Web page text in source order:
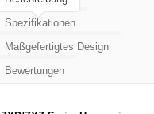
Spezifikationen
Maßgefertigtes Design
Bewertungen